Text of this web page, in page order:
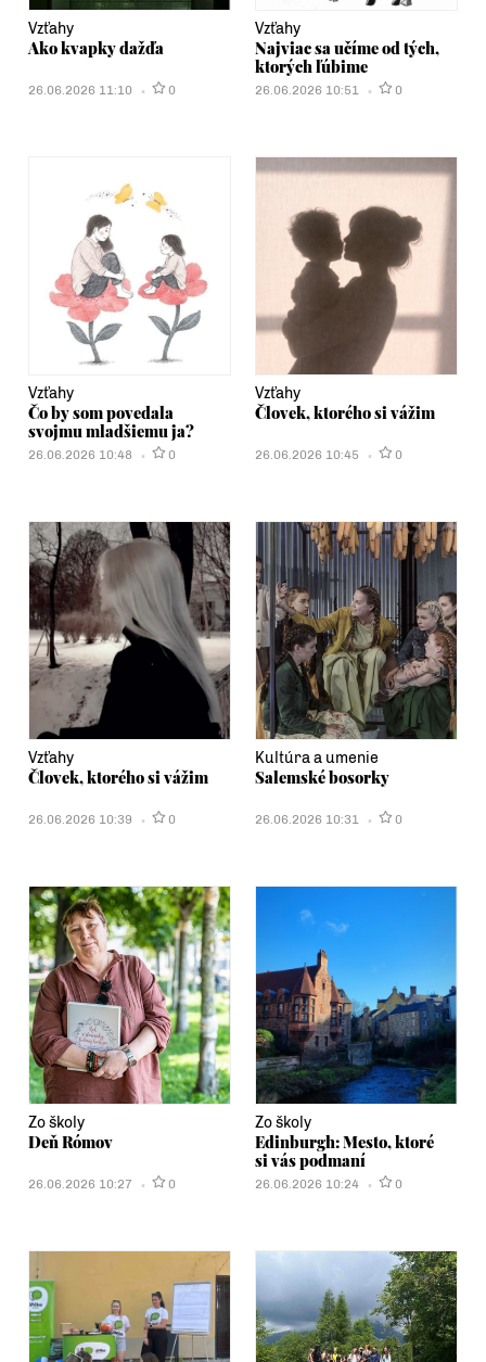
Vzťahy
Ako kvapky dažďa
26.06.2026 11:10 0
Vzťahy
Najviac sa učíme od tých,
ktorých ľúbime
26.06.2026 10:51 0
Vzťahy
Čo by som povedala
svojmu mladšiemu ja?
26.06.2026 10:48 0
Vzťahy
Človek, ktorého si vážim
26.06.2026 10:45 0
Vzťahy
Človek, ktorého si vážim
26.06.2026 10:39 0
Kultúra a umenie
Salemské bosorky
26.06.2026 10:31 0
Zo školy
Deň Rómov
26.06.2026 10:27 0
Zo školy
Edinburgh: Mesto, ktoré
si vás podmaní
26.06.2026 10:24 0